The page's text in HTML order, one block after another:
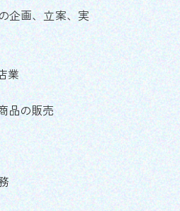
企画、立案、実
業
品の販売